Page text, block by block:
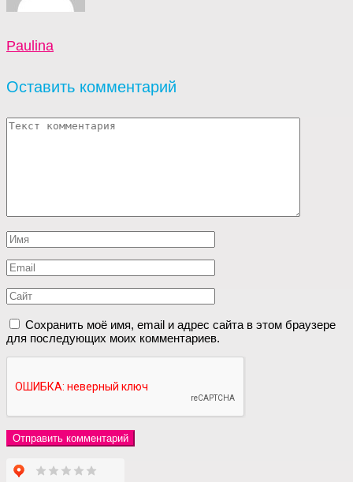
Paulina
Оставить комментарий
Сохранить моё имя, email и адрес сайта в этом браузере
для последующих моих комментариев.